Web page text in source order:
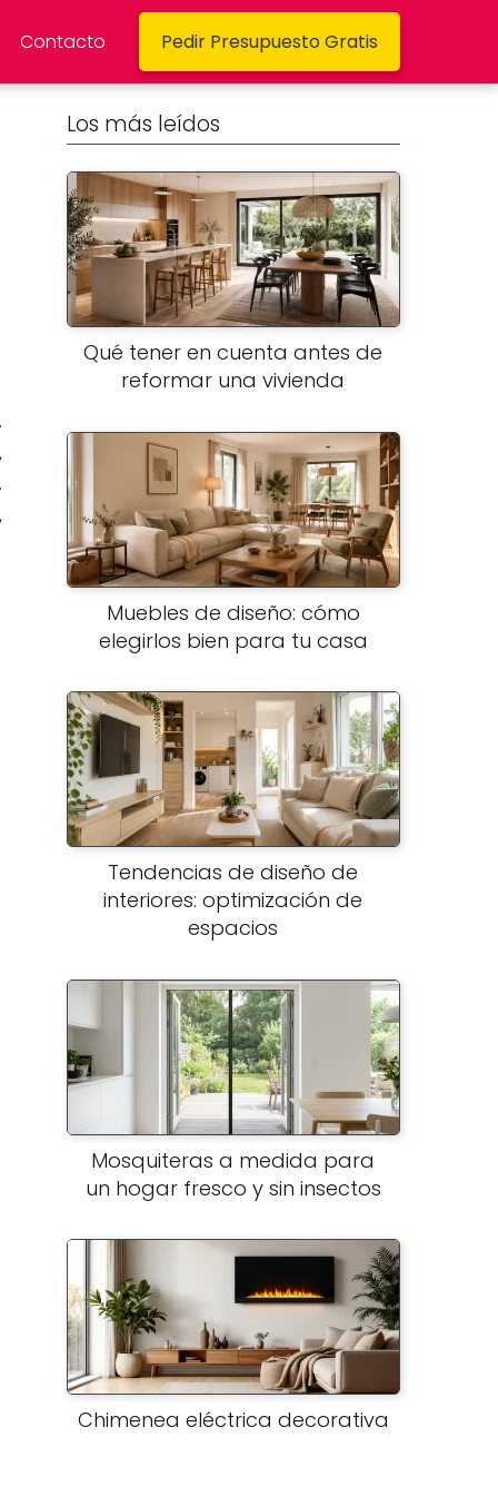
Contacto Pedir Presupuesto Gratis
Los más leídos
Qué tener en cuenta antes de
reformar una vivienda
Muebles de diseño: cómo
elegirlos bien para tu casa
Tendencias de diseño de
interiores: optimización de
espacios
Mosquiteras a medida para
un hogar fresco y sin insectos
Chimenea eléctrica decorativa